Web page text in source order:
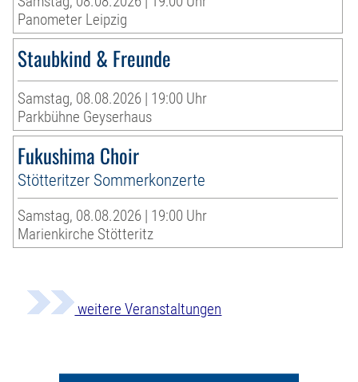
Panometer Leipzig
Staubkind & Freunde
Samstag, 08.08.2026 | 19:00 Uhr
Parkbühne Geyserhaus
Fukushima Choir
Stötteritzer Sommerkonzerte
Samstag, 08.08.2026 | 19:00 Uhr
Marienkirche Stötteritz
weitere Veranstaltungen